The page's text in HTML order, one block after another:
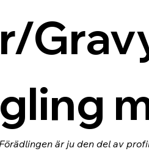
är ju den del av